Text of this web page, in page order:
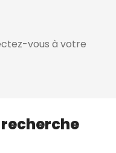
vous à votre